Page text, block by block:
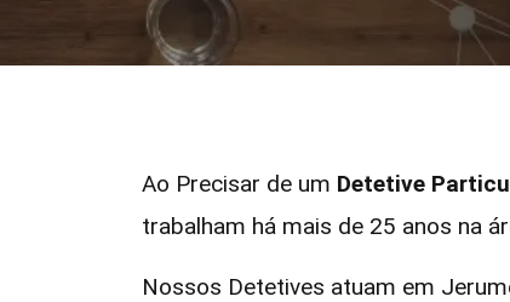
Ao Precisar de um Detetive
trabalham há mais de 25 anos na
Nossos Detetives atuam em